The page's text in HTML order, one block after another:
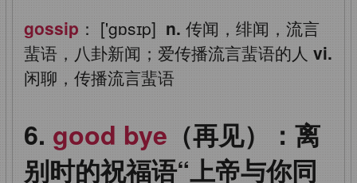
gossip ： ['gɒsɪp] n. 传闻，绯闻，流言
蜚语，八卦新闻；爱传播流言蜚语的人 vi.
闲聊，传播流言蜚语
good bye （再见）：离
别时的祝福语“上帝与你同